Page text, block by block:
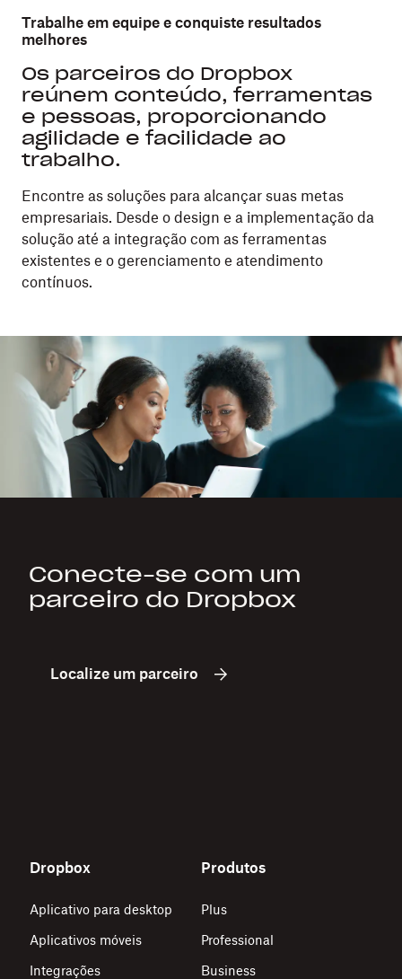
Trabalhe em equipe e conquiste resultados
melhores
Os parceiros do Dropbox
reúnem conteúdo, ferramentas
e pessoas, proporcionando
agilidade e facilidade ao
trabalho.
Encontre as soluções para alcançar suas metas
empresariais. Desde o design e a implementação da
solução até a integração com as ferramentas
existentes e o gerenciamento e atendimento
contínuos.
Conecte-se com um
parceiro do Dropbox
Localize um parceiro
Dropbox
Aplicativo para desktop
Aplicativos móveis
Integrações
Produtos
Plus
Professional
Business